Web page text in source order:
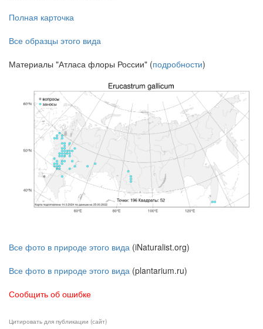
Полная карточка
Все образцы этого вида
Материалы "Атласа флоры России" (подробности)
Все фото в природе этого вида (iNaturalist.org)
Все фото в природе этого вида (plantarium.ru)
Сообщить об ошибке
Цитировать для публикации (сайт)